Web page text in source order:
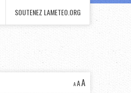
SOUTENEZ LAMETEO.ORG
AAA